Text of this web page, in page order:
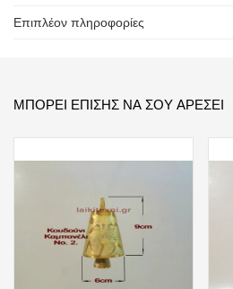
Επιπλέον πληροφορίες
ΜΠΟΡΕΊ ΕΠΊΣΗΣ ΝΑ ΣΟΥ ΑΡΈΣΕΙ